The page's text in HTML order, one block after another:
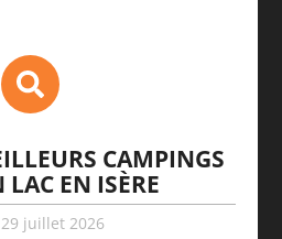
CAMPINGS
EN ISÈRE
juillet 2026